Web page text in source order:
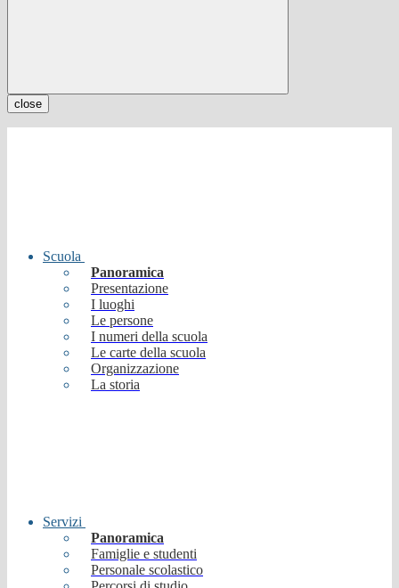
close
Scuola
Panoramica
Presentazione
I luoghi
Le persone
I numeri della scuola
Le carte della scuola
Organizzazione
La storia
Servizi
Panoramica
Famiglie e studenti
Personale scolastico